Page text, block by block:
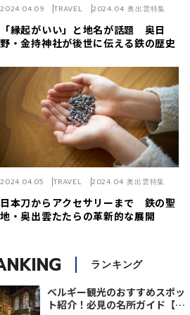
「縁起がいい」と地名が話題 奥日
野・金持神社が後世に伝える鉄の歴史
2024.04.09 TRAVEL 2024.04 奥出雲特集
日本刀からアクセサリーまで 鉄の聖
地・奥出雲たたらの革新的な展開
2024.04.05 TRAVEL 2024.04 奥出雲特集
ランキング
ベルギー観光のおすすめスポッ
ト紹介！必見の名所ガイド【翼